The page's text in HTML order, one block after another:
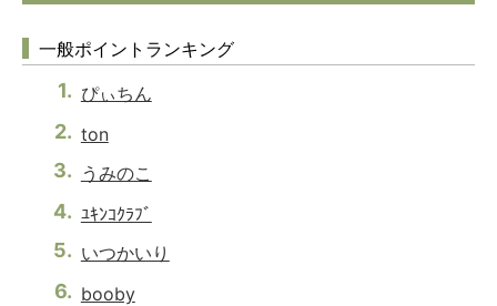
一般ポイントランキング
ぴぃちん
ton
うみのこ
ﾕｷﾝｺｸﾗﾌﾞ
いつかいり
booby